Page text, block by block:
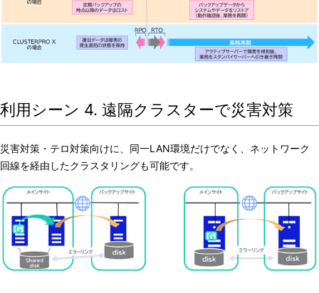
利用シーン 4. 遠隔クラスターで災害対策
災害対策・テロ対策向けに、同一LAN環境だけでなく、ネットワーク
回線を経由したクラスタリングも可能です。